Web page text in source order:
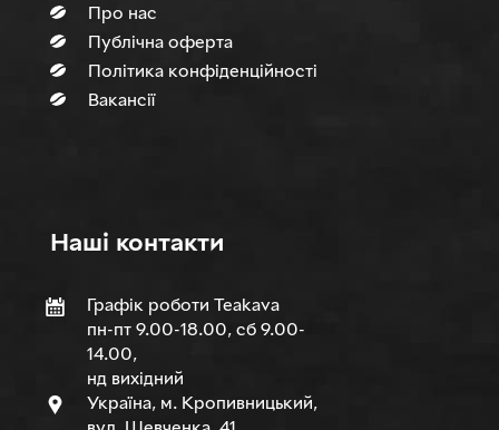
Про нас
Публічна оферта
Політика конфіденційності
Вакансії
Нашi контакти
Графік роботи Teakava
пн-пт 9.00-18.00, сб 9.00-
14.00,
нд вихідний
Україна, м. Кропивницький,